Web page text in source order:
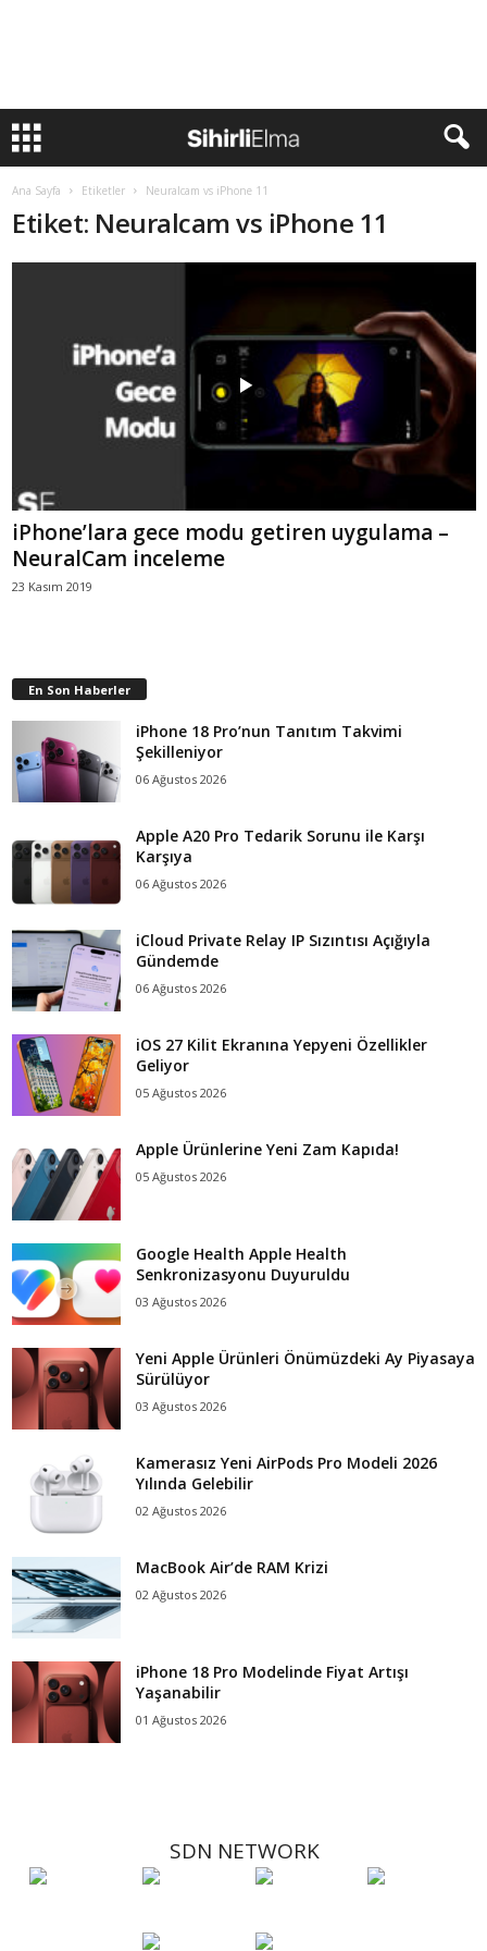
Ana Sayfa Etiketler Neuralcam vs iPhone 11
Etiket: Neuralcam vs iPhone 11
iPhone’lara gece modu getiren uygulama –
NeuralCam inceleme
23 Kasım 2019
En Son Haberler
iPhone 18 Pro’nun Tanıtım Takvimi
Şekilleniyor
06 Ağustos 2026
Apple A20 Pro Tedarik Sorunu ile Karşı
Karşıya
06 Ağustos 2026
iCloud Private Relay IP Sızıntısı Açığıyla
Gündemde
06 Ağustos 2026
iOS 27 Kilit Ekranına Yepyeni Özellikler
Geliyor
05 Ağustos 2026
Apple Ürünlerine Yeni Zam Kapıda!
05 Ağustos 2026
Google Health Apple Health
Senkronizasyonu Duyuruldu
03 Ağustos 2026
Yeni Apple Ürünleri Önümüzdeki Ay Piyasaya
Sürülüyor
03 Ağustos 2026
Kamerasız Yeni AirPods Pro Modeli 2026
Yılında Gelebilir
02 Ağustos 2026
MacBook Air’de RAM Krizi
02 Ağustos 2026
iPhone 18 Pro Modelinde Fiyat Artışı
Yaşanabilir
01 Ağustos 2026
SDN NETWORK